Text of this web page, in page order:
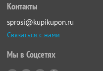
Контакты
sprosi@kupikupon.ru
Связаться с нами
Мы в Соцсетях